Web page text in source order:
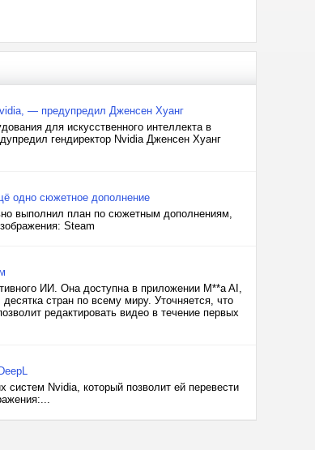
— предупредил Дженсен Хуанг
для искусственного интеллекта в
гендиректор Nvidia Дженсен Хуанг
одно сюжетное дополнение
выполнил план по сюжетным дополнениям,
Steam
ИИ. Она доступна в приложении M**a AI,
стран по всему миру. Уточняется, что
редактировать видео в течение первых
систем Nvidia, который позволит ей перевести